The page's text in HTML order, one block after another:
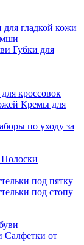
для гладкой кожи
Губки для
кроссовок
Кремы для
по уходу за
Полоски
под пятку
под стопу
Салфетки от